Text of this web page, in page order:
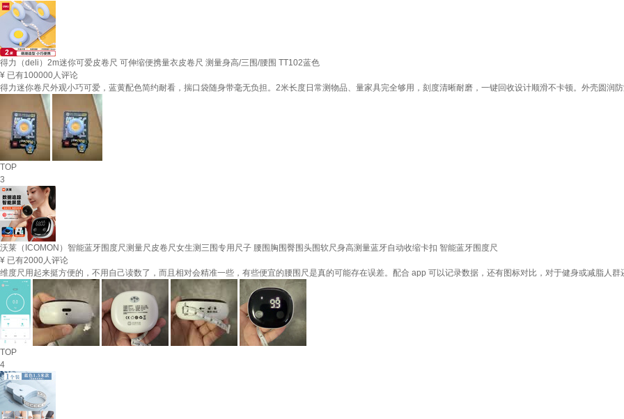
得力（deli）2m迷你可爱皮卷尺 可伸缩便携量衣皮卷尺 测量身高/三围/腰围 TT102蓝色
¥ 已有100000人评论
得力迷你卷尺外观小巧可爱，蓝黄配色简约耐看，揣口袋随身带毫无负担。2米长度日常测物品、量家具完全够用，刻度清晰耐磨，一键回收设计顺滑不卡顿。外壳圆润
TOP
3
沃莱（ICOMON）智能蓝牙围度尺测量尺皮卷尺女生测三围专用尺子 腰围胸围臀围头围软尺身高测量蓝牙自动收缩卡扣 智能蓝牙围度尺
¥ 已有2000人评论
维度尺用起来挺方便的，不用自己读数了，而且相对会精准一些，有些便宜的腰围尺是真的可能存在误差。配合 app 可以记录数据，还有图标对比，对于健身或减脂人群
TOP
4